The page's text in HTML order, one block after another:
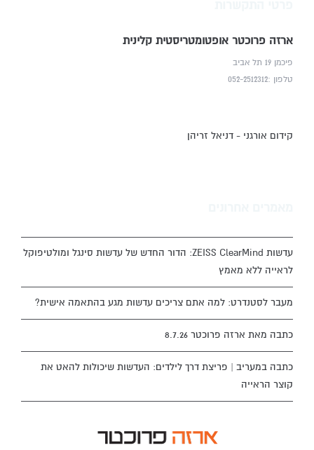
ארזה פרוכטר אופטומטריסטית קלינית
פיכמן 19 תל אביב
טלפון :052-2512312
קידום אורגני - דניאל זריהן
עדשות ZEISS ClearMind: הדור החדש של עדשות סינגל ומולטיפוקל
לראייה ללא מאמץ
מעבר לסטנדרט: למה אתם צריכים עדשות מגע בהתאמה אישית?
כתבה מאת ארזה פרוכטר 8.7.26
כתבה במעריב | פריצת דרך לילדים: העדשות שיכולות להאט את
קוצר הראייה